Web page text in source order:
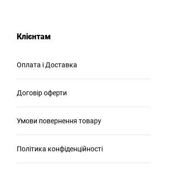
Клієнтам
Оплата і Доставка
Договір оферти
Умови повернення товару
Політика конфіденційності